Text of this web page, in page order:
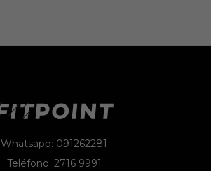
Whatsapp: 091262281
Teléfono: 2716 9991